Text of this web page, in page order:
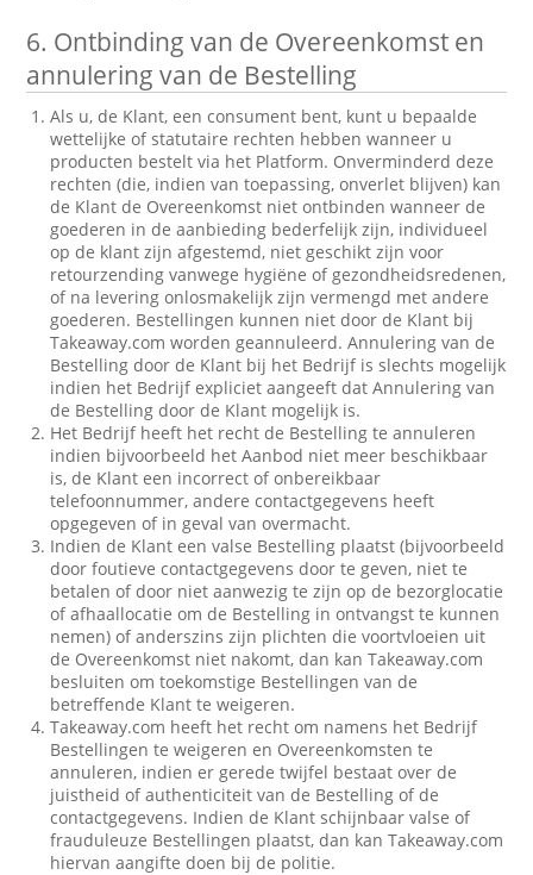
6. Ontbinding van de Overeenkomst en
annulering van de Bestelling
Als u, de Klant, een consument bent, kunt u bepaalde
wettelijke of statutaire rechten hebben wanneer u
producten bestelt via het Platform. Onverminderd deze
rechten (die, indien van toepassing, onverlet blijven) kan
de Klant de Overeenkomst niet ontbinden wanneer de
goederen in de aanbieding bederfelijk zijn, individueel
op de klant zijn afgestemd, niet geschikt zijn voor
retourzending vanwege hygiëne of gezondheidsredenen,
of na levering onlosmakelijk zijn vermengd met andere
goederen. Bestellingen kunnen niet door de Klant bij
Takeaway.com worden geannuleerd. Annulering van de
Bestelling door de Klant bij het Bedrijf is slechts mogelijk
indien het Bedrijf expliciet aangeeft dat Annulering van
de Bestelling door de Klant mogelijk is.
Het Bedrijf heeft het recht de Bestelling te annuleren
indien bijvoorbeeld het Aanbod niet meer beschikbaar
is, de Klant een incorrect of onbereikbaar
telefoonnummer, andere contactgegevens heeft
opgegeven of in geval van overmacht.
Indien de Klant een valse Bestelling plaatst (bijvoorbeeld
door foutieve contactgegevens door te geven, niet te
betalen of door niet aanwezig te zijn op de bezorglocatie
of afhaallocatie om de Bestelling in ontvangst te kunnen
nemen) of anderszins zijn plichten die voortvloeien uit
de Overeenkomst niet nakomt, dan kan Takeaway.com
besluiten om toekomstige Bestellingen van de
betreffende Klant te weigeren.
Takeaway.com heeft het recht om namens het Bedrijf
Bestellingen te weigeren en Overeenkomsten te
annuleren, indien er gerede twijfel bestaat over de
juistheid of authenticiteit van de Bestelling of de
contactgegevens. Indien de Klant schijnbaar valse of
frauduleuze Bestellingen plaatst, dan kan Takeaway.com
hiervan aangifte doen bij de politie.